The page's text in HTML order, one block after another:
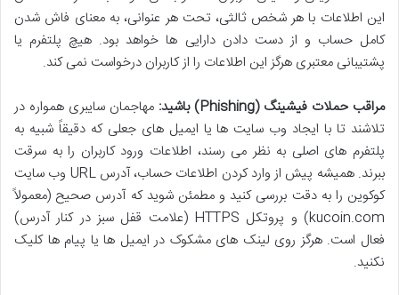
این اطلاعات با هر شخص ثالثی، تحت هر عنوانی، به معنای فاش شدن
کامل حساب و از دست دادن دارایی ها خواهد بود. هیچ پلتفرم یا
پشتیبانی معتبری هرگز این اطلاعات را از کاربران درخواست نمی کند.
مراقب حملات فیشینگ (Phishing) باشید:
مهاجمان سایبری همواره در
تلاشند تا با ایجاد وب سایت ها یا ایمیل های جعلی که دقیقاً شبیه به
پلتفرم های اصلی به نظر می رسند، اطلاعات ورود کاربران را به سرقت
ببرند. همیشه پیش از وارد کردن اطلاعات حساب، آدرس URL وب سایت
کوکوین را به دقت بررسی کنید و مطمئن شوید که آدرس صحیح (معمولاً
kucoin.com) و پروتکل HTTPS (علامت قفل سبز در کنار آدرس)
فعال است. هرگز روی لینک های مشکوک در ایمیل ها یا پیام ها کلیک
نکنید.